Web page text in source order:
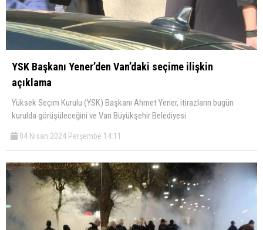
YSK Başkanı Yener’den Van’daki seçime ilişkin
açıklama
Yüksek Seçim Kurulu (YSK) Başkanı Ahmet Yener, itirazların bugün
kurulda görüşüleceğini ve Van Büyükşehir Belediyesi
04 Nisan 2024 Perşembe 14:11